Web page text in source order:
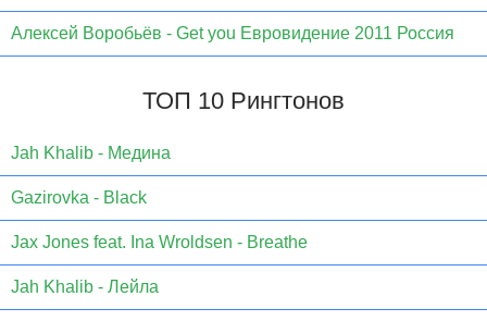
Алексей Воробьёв - Get you Евровидение 2011 Россия
ТОП 10 Рингтонов
Jаh Khаlib - Медина
Gazirovka - Black
Jax Jones feat. Ina Wroldsen - Breathe
Jah Khalib - Лейла